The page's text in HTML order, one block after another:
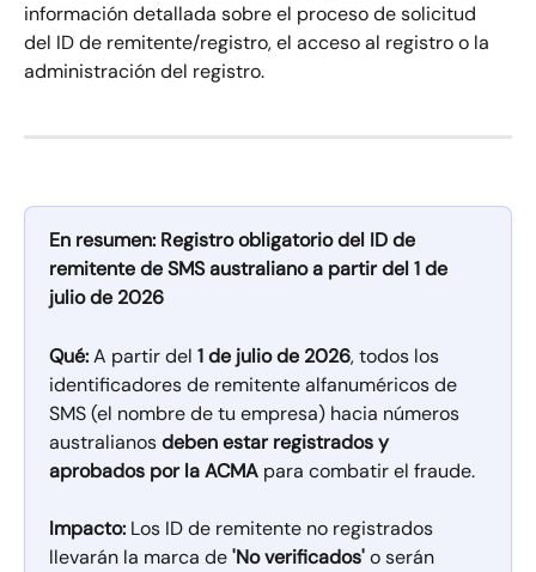
información detallada sobre el proceso de solicitud
del ID de remitente/registro, el acceso al registro o la
administración del registro.
En resumen: Registro obligatorio del ID de
remitente de SMS australiano a partir del 1 de
julio de 2026
Qué: A partir del 1 de julio de 2026, todos los
identificadores de remitente alfanuméricos de
SMS (el nombre de tu empresa) hacia números
australianos deben estar registrados y
aprobados por la ACMA para combatir el fraude.
Impacto: Los ID de remitente no registrados
llevarán la marca de 'No verificados' o serán